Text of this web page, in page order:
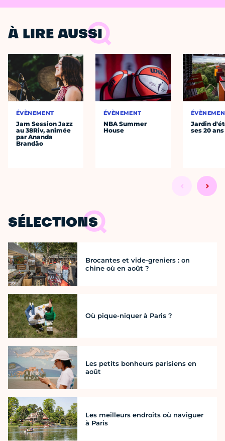
À LIRE AUSSI
ÉVÈNEMENT
Jam Session Jazz
au 38Riv, animée
par Ananda
Brandão
ÉVÈNEMENT
NBA Summer
House
Jardin
ses 20 ans
SÉLECTIONS
Brocantes et vide-greniers : on
chine où en août ?
Où pique-niquer à Paris ?
Les petits bonheurs parisiens en
août
Les meilleurs endroits où naviguer
à Paris